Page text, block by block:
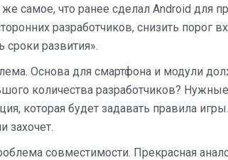
самое, что ранее сделал Android для
разработчиков, снизить порог
сроки развития».
Основа для смартфона и модули
количества разработчиков?
которая будет задавать правила
захочет.
совместимости. Прекрасная